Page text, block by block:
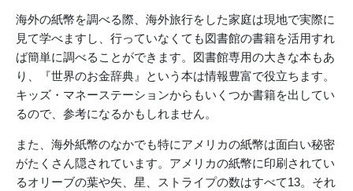
海外の紙幣を調べる際、海外旅行をした家庭は現地で実際に
見て学べますし、行っていなくても図書館の書籍を活用すれ
ば簡単に調べることができます。図書館専用の大きな本もあ
り、『世界のお金辞典』という本は情報豊富で役立ちます。
キッズ・マネーステーションからもいくつか書籍を出してい
るので、参考になるかもしれません。
また、海外紙幣のなかでも特にアメリカの紙幣は面白い秘密
がたくさん隠されています。アメリカの紙幣に印刷されてい
るオリーブの葉や矢、星、ストライプの数はすべて13。それ